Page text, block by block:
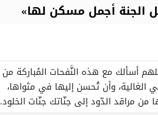
الجنة أجمل مسكن لها»
أسألك مع هذه النَّفحات المُباركة من
الغالية، وأن تُحسن إليها في مثواها،
من مراقد الدّود إلى جنّاتك جنّات الخلود.